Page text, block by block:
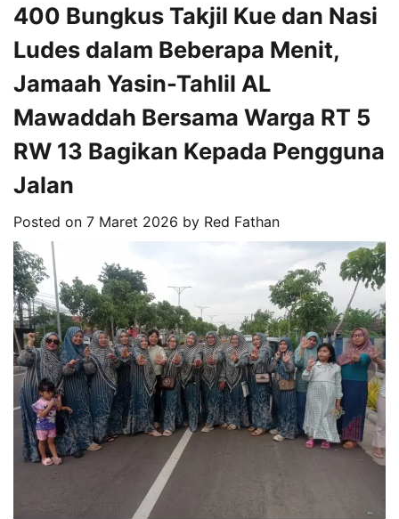
400 Bungkus Takjil Kue dan Nasi
Ludes dalam Beberapa Menit,
Jamaah Yasin-Tahlil AL
Mawaddah Bersama Warga RT 5
RW 13 Bagikan Kepada Pengguna
Jalan
Posted on 7 Maret 2026 by Red Fathan